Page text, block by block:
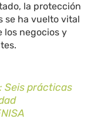
la protección
se ha vuelto vital
los negocios y
Seis prácticas